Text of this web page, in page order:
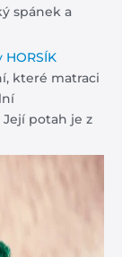
spánek a
které matraci
potah je z